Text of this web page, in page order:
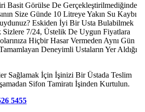
Basit Görülse De Gerçekleştirilmediğinde
Size Günde 10 Litreye Yakın Su Kaybı
Eskiden İyi Bir Usta Bulabilmek
Sizlere 7/24, Üstelik De Uygun Fiyatlara
Hiçbir Hasar Vermeden Aynı Gün
Deneyimli Ustaların Yer Aldığı
Sağlamak İçin İşinizi Bir Üstada Teslim
Sifon Tamiratı İşinden Kurtulun.
5455